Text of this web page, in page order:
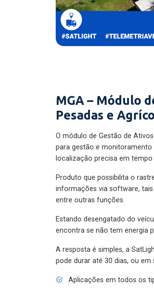
MGA – Módulo
Pesadas e
O módulo de Gestão de
para gestão e monitoramento
localização precisa em tempo
Produto que possibilita o
informações via software,
entre outras funções.
Estando desengatado do
encontra se não tem energia
A resposta é simples, a
pode durar até 30 dias, ou
Aplicações em todos os